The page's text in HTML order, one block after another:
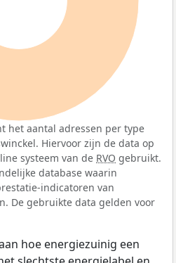
het aantal adressen per type
Hiervoor zijn de data op
systeem van de RVO gebruikt.
database waarin
indicatoren van
De gebruikte data gelden voor
hoe energiezuinig een